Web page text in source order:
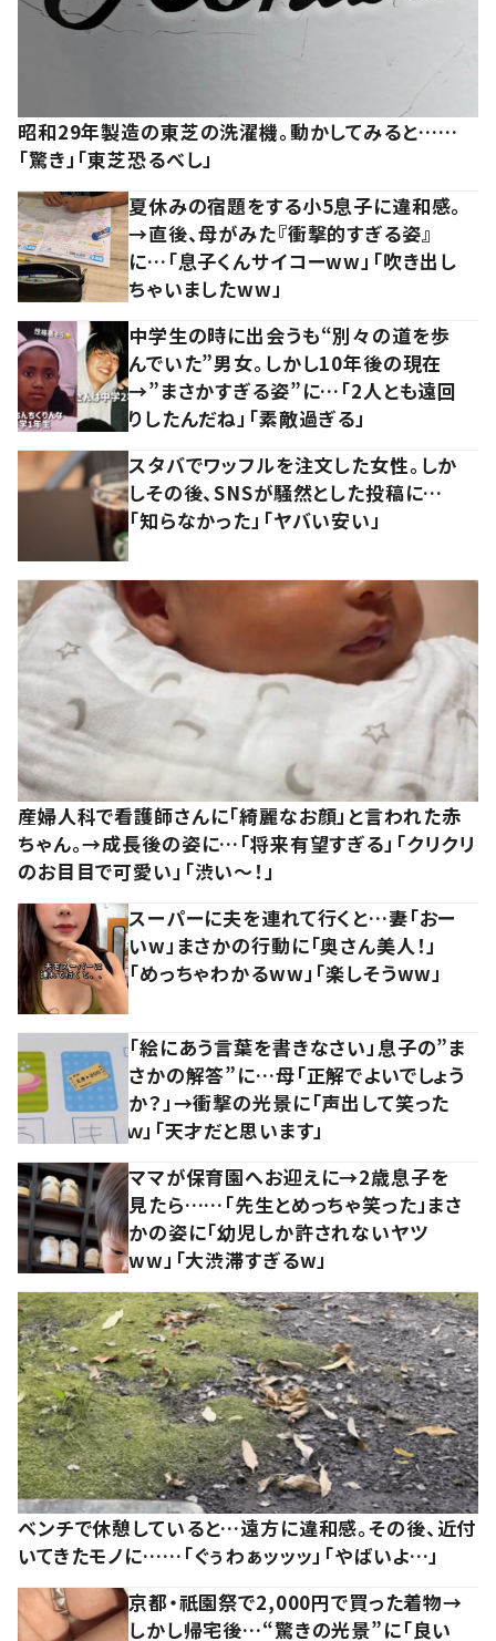
昭和29年製造の東芝の洗濯機。動かしてみると……
「驚き」「東芝恐るべし」
夏休みの宿題をする小5息子に違和感。
→直後、母がみた『衝撃的すぎる姿』
に…「息子くんサイコーww」「吹き出し
ちゃいましたww」
中学生の時に出会うも“別々の道を歩
んでいた”男女。しかし10年後の現在
→”まさかすぎる姿”に…「2人とも遠回
りしたんだね」「素敵過ぎる」
スタバでワッフルを注文した女性。しか
しその後、SNSが騒然とした投稿に…
「知らなかった」「ヤバい安い」
産婦人科で看護師さんに「綺麗なお顔」と言われた赤
ちゃん。→成長後の姿に…「将来有望すぎる」「クリクリ
のお目目で可愛い」「渋い～！」
スーパーに夫を連れて行くと…妻「おー
いw」まさかの行動に「奥さん美人！」
「めっちゃわかるww」「楽しそうww」
「絵にあう言葉を書きなさい」息子の”ま
さかの解答”に…母「正解でよいでしょう
か？」→衝撃の光景に「声出して笑った
ｗ」「天才だと思います」
ママが保育園へお迎えに→2歳息子を
見たら……「先生とめっちゃ笑った」まさ
かの姿に「幼児しか許されないヤツ
ww」「大渋滞すぎるw」
ベンチで休憩していると…遠方に違和感。その後、近付
いてきたモノに……「ぐぅわぁッッッ」「やばいよ…」
京都・祇園祭で2,000円で買った着物→
しかし帰宅後…“驚きの光景”に「良い